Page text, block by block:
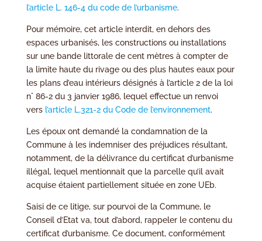
l’article L. 146-4 du code de l’urbanisme.
Pour mémoire, cet article interdit, en dehors des
espaces urbanisés, les constructions ou installations
sur une bande littorale de cent mètres à compter de
la limite haute du rivage ou des plus hautes eaux pour
les plans d’eau intérieurs désignés à l’article 2 de la loi
n° 86-2 du 3 janvier 1986, lequel effectue un renvoi
vers l’article L.321-2 du Code de l’environnement.
Les époux ont demandé la condamnation de la
Commune à les indemniser des préjudices résultant,
notamment, de la délivrance du certificat d’urbanisme
illégal, lequel mentionnait que la parcelle qu’il avait
acquise étaient partiellement située en zone UEb.
Saisi de ce litige, sur pourvoi de la Commune, le
Conseil d’Etat va, tout d’abord, rappeler le contenu du
certificat d’urbanisme. Ce document, conformément